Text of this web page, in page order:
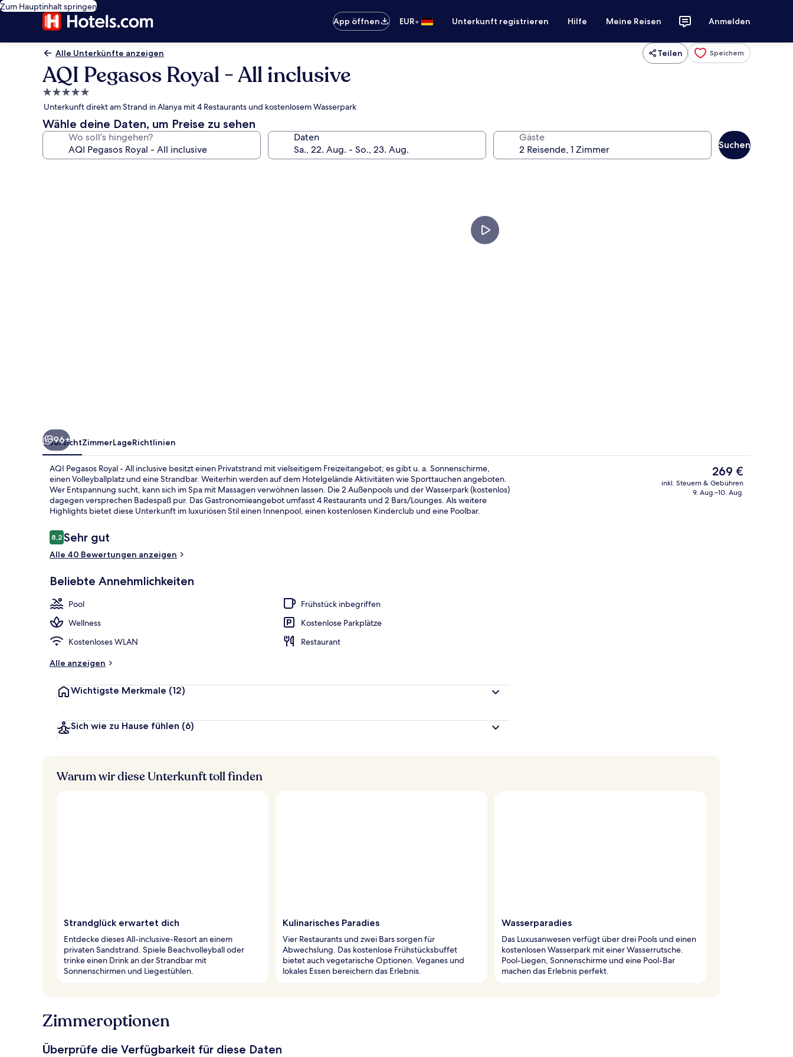
Zum Hauptinhalt springen
App öffnen
EUR• Unterkunft registrieren Hilfe Meine Reisen Anmelden
Alle Unterkünfte anzeigen Teilen Speichern
AQI Pegasos Royal - All inclusive
5.0-
Sterne-
Unterkunft
Unterkunft direkt am Strand in Alanya mit 4 Restaurants und kostenlosem Wasserpark
Wähle deine Daten, um Preise zu sehen
Wo soll’s hingehen? Daten Gäste
Suchen
Ansicht von oben
96+
ÜbersichtZimmerLageRichtlinien
AQI Pegasos Royal - All inclusive besitzt einen Privatstrand mit vielseitigem Freizeitangebot; es gibt u. a. Sonnenschirme,
einen Volleyballplatz und eine Strandbar. Weiterhin werden auf dem Hotelgelände Aktivitäten wie Sporttauchen angeboten.
Wer Entspannung sucht, kann sich im Spa mit Massagen verwöhnen lassen. Die 2 Außenpools und der Wasserpark (kostenlos)
dagegen versprechen Badespaß pur. Das Gastronomieangebot umfasst 4 Restaurants und 2 Bars/Lounges. Als weitere
Highlights bietet diese Unterkunft im luxuriösen Stil einen Innenpool, einen kostenlosen Kinderclub und eine Poolbar.
Bewertungen
8,28,2 von 10.
Sehr gut
Alle 40 Bewertungen anzeigen
Beliebte Annehmlichkeiten
Pool
Frühstück inbegriffen
Wellness
Kostenlose Parkplätze
Kostenloses WLAN
Restaurant
Alle anzeigen
Wichtigste Merkmale (12)
Sich wie zu Hause fühlen (6)
Der
aktuelle
Preis
269 €
inkl. Steuern & Gebühren
9. Aug.–10. Aug.
Warum wir diese Unterkunft toll finden
Strandglück erwartet dich
Entdecke dieses All-inclusive-Resort an einem
privaten Sandstrand. Spiele Beachvolleyball oder
trinke einen Drink an der Strandbar mit
Sonnenschirmen und Liegestühlen.
Kulinarisches Paradies
Vier Restaurants und zwei Bars sorgen für
Abwechslung. Das kostenlose Frühstücksbuffet
bietet auch vegetarische Optionen. Veganes und
lokales Essen bereichern das Erlebnis.
Wasserparadies
Das Luxusanwesen verfügt über drei Pools und einen
kostenlosen Wasserpark mit einer Wasserrutsche.
Pool-Liegen, Sonnenschirme und eine Pool-Bar
machen das Erlebnis perfekt.
Zimmeroptionen
Überprüfe die Verfügbarkeit für diese Daten